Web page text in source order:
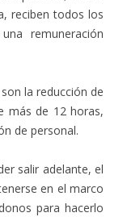
reciben todos los
remuneración
la reducción de
más de 12 horas,
de personal.
salir adelante, el
en el marco
para hacerlo